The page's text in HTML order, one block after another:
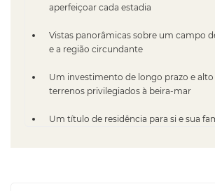
aperfeiçoar cada estadia
Vistas panorâmicas sobre um campo
e a região circundante
Um investimento de longo prazo e
terrenos privilegiados à beira-mar
Um título de residência para si e sua